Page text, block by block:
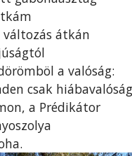
átkán
a valóság:
csak
a Prédikátor